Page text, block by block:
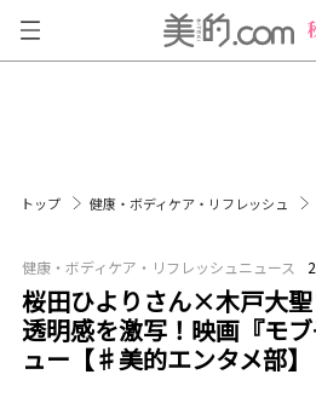
トップ 健康・ボディケア・リフレッシュ
健康・ボディケア・リフレッシュニュース
桜田ひよりさん×木戸大
透明感を激写！映画『モ
ュー【♯美的エンタメ部】